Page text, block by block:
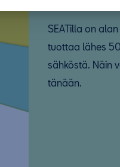
SEATilla on
tuottaa lähes
sähköstä. Näin
tänään.